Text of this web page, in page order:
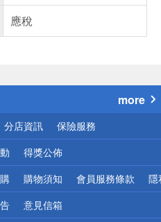
應稅
！
more
分店資訊 保險服務
得獎公佈
購物須知 會員服務條款 隱
意見信箱